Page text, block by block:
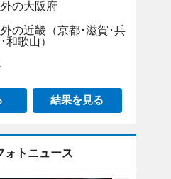
の大阪府
の近畿（京都･滋賀･兵
和歌山）
結果を見る
ォトニュース